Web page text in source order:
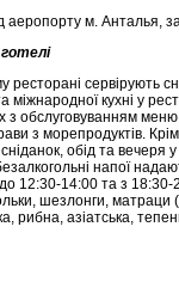
аеропорту м. Анталья,
ресторані сервірують
міжнародної кухні у
з обслуговуванням меню
з морепродуктів.
обід та
напої
12:30-14:00 та з 18:30-
шезлонги,
рибна, азіатська,